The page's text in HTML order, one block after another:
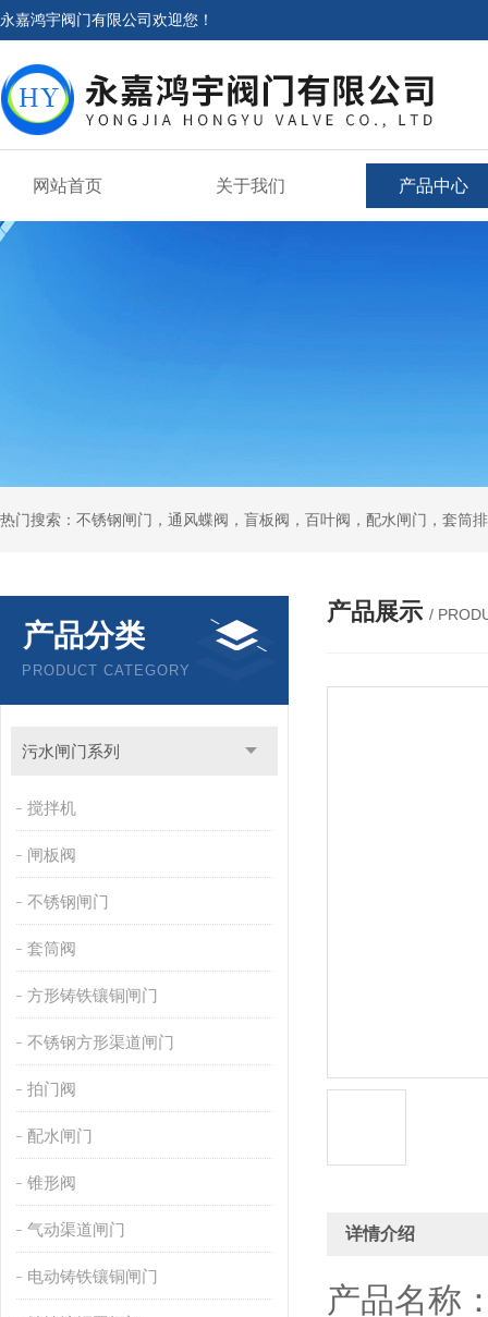
永嘉鸿宇阀门有限公司欢迎您！
网站首页 关于我们 产品中心
热门搜索：不锈钢闸门，通风蝶阀，盲板阀，百叶阀，配水闸门，套筒
产品分类
PRODUCT CATEGORY
污水闸门系列
搅拌机
闸板阀
不锈钢闸门
套筒阀
方形铸铁镶铜闸门
不锈钢方形渠道闸门
拍门阀
配水闸门
锥形阀
气动渠道闸门
电动铸铁镶铜闸门
产品展示 /
详情介绍
产品名称